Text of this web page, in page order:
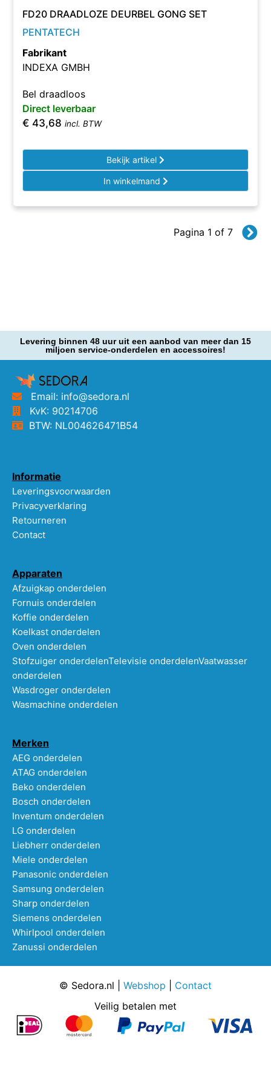
FD20 DRAADLOZE DEURBEL GONG SET
PENTATECH
Fabrikant
INDEXA GMBH
Bel draadloos
Direct leverbaar
€ 43,68 incl. BTW
Bekijk artikel
In winkelmand
Pagina 1 of 7
Levering binnen 48 uur uit een aanbod van meer dan 15
miljoen service-onderdelen en accessoires!
Email: info@sedora.nl
KvK: 90214706
BTW: NL004626471B54
Informatie
Leveringsvoorwaarden
Privacyverklaring
Retourneren
Contact
Apparaten
Afzuigkap onderdelen
Fornuis onderdelen
Koffie onderdelen
Koelkast onderdelen
Oven onderdelen
Stofzuiger onderdelenTelevisie onderdelenVaatwasser
onderdelen
Wasdroger onderdelen
Wasmachine onderdelen
Merken
AEG onderdelen
ATAG onderdelen
Beko onderdelen
Bosch onderdelen
Inventum onderdelen
LG onderdelen
Liebherr onderdelen
Miele onderdelen
Panasonic onderdelen
Samsung onderdelen
Sharp onderdelen
Siemens onderdelen
Whirlpool onderdelen
Zanussi onderdelen
© Sedora.nl | Webshop
Contact
Veilig betalen met